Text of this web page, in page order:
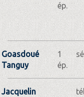
ép.
Goasdoué
Tanguy
1
ép.
Jacquelin